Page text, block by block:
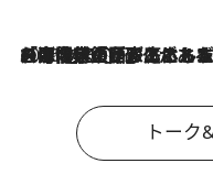
2026.8.3
「今後値上げがあるとすれば…」「リスクがあるのは今年の冬」エネルギー専門家が語る、ホルムズ海峡封鎖が家庭にもたらす“ある心配”
トーク